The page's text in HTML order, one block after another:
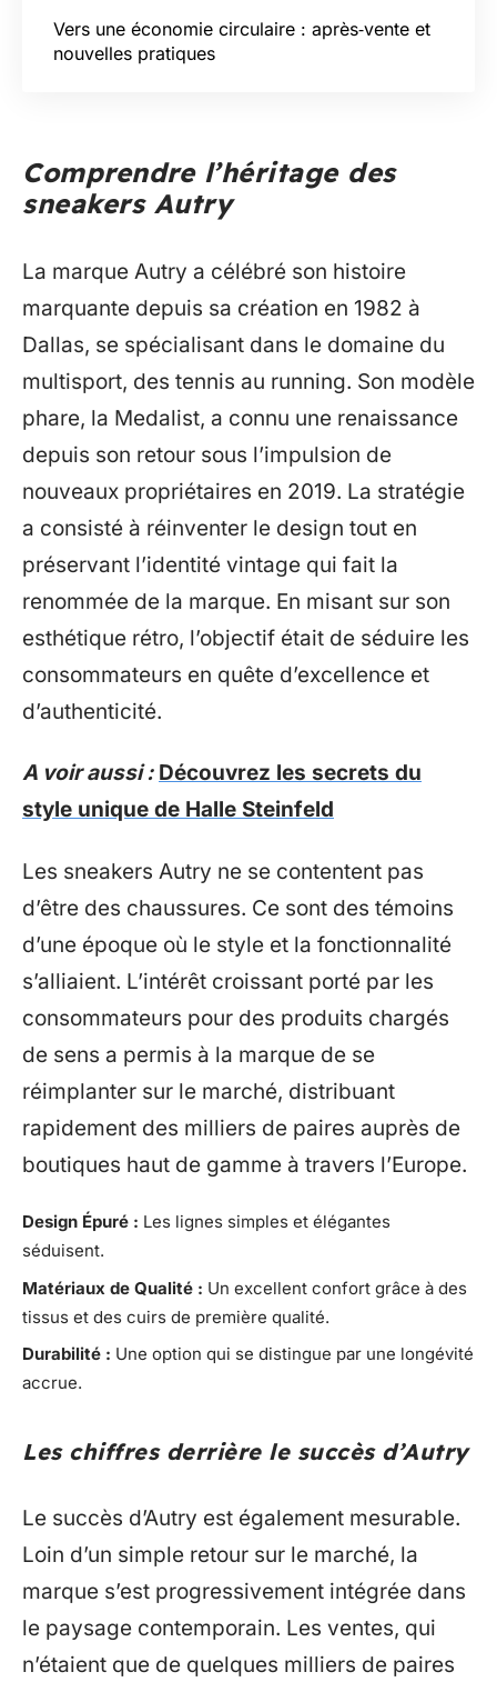
Vers une économie circulaire : après‑vente et
nouvelles pratiques
Comprendre l’héritage des
sneakers Autry
La marque Autry a célébré son histoire
marquante depuis sa création en 1982 à
Dallas, se spécialisant dans le domaine du
multisport, des tennis au running. Son modèle
phare, la Medalist, a connu une renaissance
depuis son retour sous l’impulsion de
nouveaux propriétaires en 2019. La stratégie
a consisté à réinventer le design tout en
préservant l’identité vintage qui fait la
renommée de la marque. En misant sur son
esthétique rétro, l’objectif était de séduire les
consommateurs en quête d’excellence et
d’authenticité.
A voir aussi : Découvrez les secrets du
style unique de Halle Steinfeld
Les sneakers Autry ne se contentent pas
d’être des chaussures. Ce sont des témoins
d’une époque où le style et la fonctionnalité
s’alliaient. L’intérêt croissant porté par les
consommateurs pour des produits chargés
de sens a permis à la marque de se
réimplanter sur le marché, distribuant
rapidement des milliers de paires auprès de
boutiques haut de gamme à travers l’Europe.
Design Épuré : Les lignes simples et élégantes
séduisent.
Matériaux de Qualité : Un excellent confort grâce à des
tissus et des cuirs de première qualité.
Durabilité : Une option qui se distingue par une longévité
accrue.
Les chiffres derrière le succès d’Autry
Le succès d’Autry est également mesurable.
Loin d’un simple retour sur le marché, la
marque s’est progressivement intégrée dans
le paysage contemporain. Les ventes, qui
n’étaient que de quelques milliers de paires